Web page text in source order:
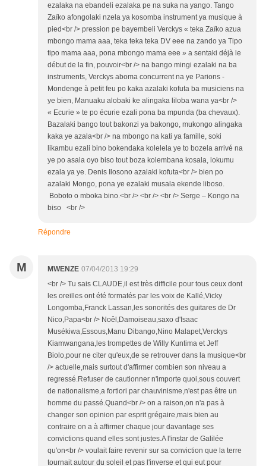
ezalaka na ebandeli ezalaka pe na suka na yango. Tango
Zaïko afongolaki nzela ya kosomba instrument ya musique à
pied<br /> pression pe bayembeli Verckys « teka Zaïko azua
mbongo mama aaa, teka teka teka DV eee na zando ya Tipo
tipo mama aaa, pona mbongo mama eee » a sentaki déjà le
début de la fin, pouvoir<br /> na bango mingi ezalaki na ba
instruments, Verckys aboma concurrent na ye Parions -
Mondenge à petit feu po kaka azalaki kofuta ba musiciens na
ye bien, Manuaku alobaki ke alingaka liloba wana ya<br />
« Ecurie » te po écurie ezali pona ba mpunda (ba chevaux).
Bazalaki bango tout bakonzi ya bakongo, mukongo alingaka
kaka ye azala<br /> na mbongo na kati ya famille, soki
likambu ezali bino bokendaka kolelela ye to bozela arrivé na
ye po asala oyo biso tout boza kolembana kosala, lokumu
ezala ya ye. Denis Ilosono azalaki kofuta<br /> bien po
azalaki Mongo, pona ye ezalaki musala ekende liboso.
Boboto o mboka bino.<br /> <br /> <br /> Serge – Kongo na
biso <br />
Répondre
M MWENZE 07/04/2013 19:29
<br /> Tu sais CLAUDE,il est très difficile pour tous ceux dont
les oreilles ont été formatés par les voix de Kallé,Vicky
Longomba,Franck Lassan,les sonorités des guitares de Dr
Nico,Papa<br /> Noêl,Damoiseau,saxo d'Isaac
Musékiwa,Essous,Manu Dibango,Nino Malapet,Verckys
Kiamwangana,les trompettes de Willy Kuntima et Jeff
Biolo,pour ne citer qu'eux,de se retrouver dans la musique<br
/> actuelle,mais surtout d'affirmer combien son niveau a
regressé.Refuser de cautionner n'importe quoi,sous couvert
de nationalisme,a fortiori par chauvinisme,n'est pas être un
homme du passé.Quand<br /> on a raison,on n'a pas à
changer son opinion par esprit grégaire,mais bien au
contraire on a à affirmer chaque jour davantage ses
convictions quand elles sont justes.A l'instar de Galilée
qu'on<br /> voulait faire revenir sur sa conviction que la terre
tournait autour du soleil et pas l'inverse et qui eut pour